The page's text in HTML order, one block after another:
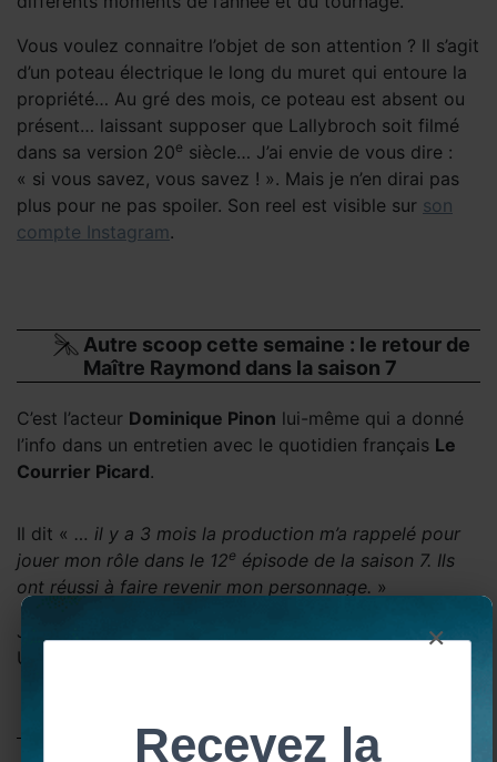
Vous voulez connaitre l’objet de son attention ? Il s’agit
d’un poteau électrique le long du muret qui entoure la
propriété… Au gré des mois, ce poteau est absent ou
présent… laissant supposer que Lallybroch soit filmé
dans sa version 20e siècle… J’ai envie de vous dire :
« si vous savez, vous savez ! ». Mais je n’en dirai pas
plus pour ne pas spoiler. Son reel est visible sur son
compte Instagram.
Autre scoop cette semaine : le retour de
Maître Raymond dans la saison 7
C’est l’acteur Dominique Pinon lui-même qui a donné
l’info dans un entretien avec le quotidien français Le
Courrier Picard.
Il dit « … il y a 3 mois la production m’a rappelé pour
jouer mon rôle dans le 12e épisode de la saison 7. Ils
ont réussi à faire revenir mon personnage. »
J’ai hâte de connaître l’intrigue autour de son retour !
Un flashback ? Un come back ? Tout est imaginable!
Le quizz en vidéo de Sam Heughan et
×